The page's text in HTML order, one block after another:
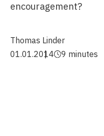
encouragement?
Thomas Linder
01.01.2014
9 minutes